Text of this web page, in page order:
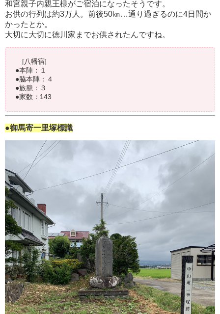
和宮親子内親王様がご宿泊になったそうです。
お供の行列は約3万人。前後50㎞…通り過ぎるのに4日間か
かったとか。
大切に大切に徳川家までお供されたんですね。
[八幡宿]
●本陣：１
●脇本陣：４
●旅籠：３
●家数：143
●御馬寄一里塚標識